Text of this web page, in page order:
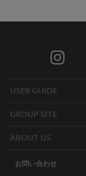
USER GUIDE
GROUP SITE
ABOUT US
お問い合わせ